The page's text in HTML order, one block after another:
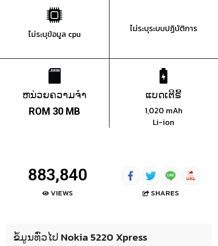
ไม่ระบุข้อมูล cpu ไม่ระบุระบบปฏิบัติการ
ຫນ່ວຍຄວາມຈຳ
ROM 30 MB
ແບດເຕີຣີ້
1,020 mAh
Li-ion
883,840
VIEWS SHARES
ຂໍ້ມູນທົ່ວໄປ Nokia 5220 Xpress